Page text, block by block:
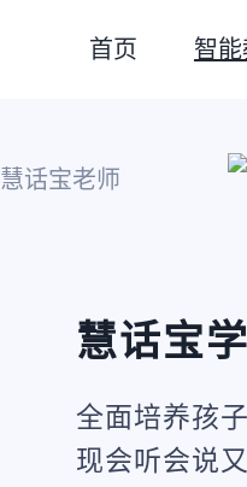
首页 智
慧话宝老师
慧话宝
全面培养孩
现会听会说